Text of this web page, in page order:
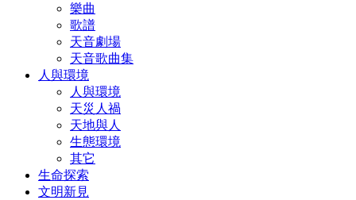
樂曲
歌譜
天音劇場
天音歌曲集
人與環境
人與環境
天災人禍
天地與人
生態環境
其它
生命探索
文明新見